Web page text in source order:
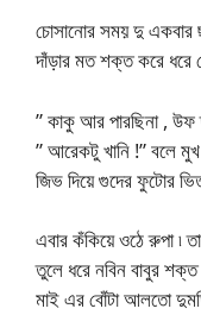
চোসানোর সময় দু একবার
দাঁড়ার মত শক্ত করে ধরে
” কাকু আর পারছিনা , উফ
” আরেকটু খানি !” বলে
জিভ দিয়ে গুদের ফুটোর
এবার কঁকিয়ে ওঠে রুপা ৷
তুলে ধরে নবিন বাবুর শক্ত
মাই এর বোঁটা আলতো